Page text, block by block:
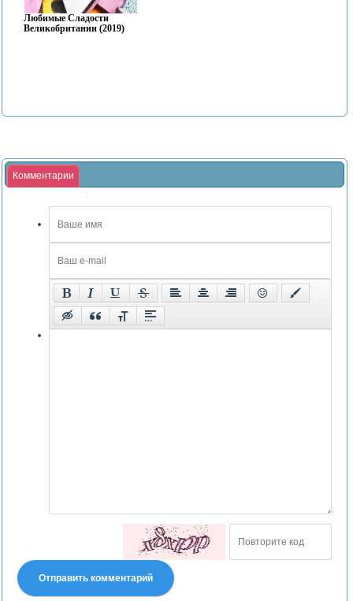
Любимые Сладости
Великобритании (2019)
Комментарии
Отправить комментарий